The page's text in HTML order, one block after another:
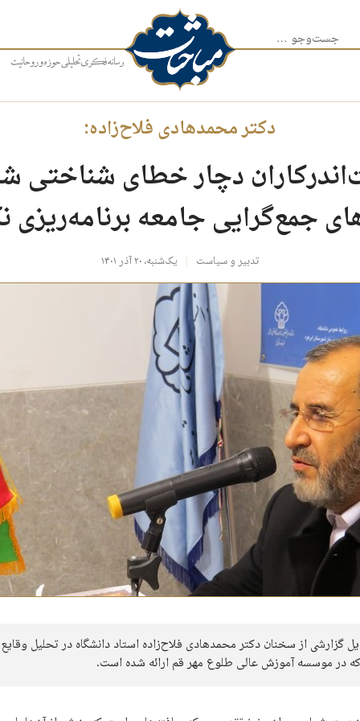
جست‌وجو برای:
دکتر محمدهادی فلاح‌زاده:
دچار خطای شناختی
جمع‌گرایی جامعه برنامه‌ریزی
تدبیر و سیاست یک‌شنبه، ۲۰ آذر ۱۴۰۱
گزارشی از سخنان دکتر محمدهادی فلاح‌زاده استاد دانشگاه در تحلیل
در موسسه آموزش عالی طلوع مهر قم ارائه شده است.